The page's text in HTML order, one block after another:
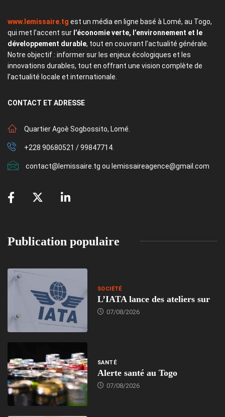
www.lemissaire.tg est un média en ligne basé à Lomé, au Togo,
qui met l’accent sur l’économie verte, l’environnement et le
développement durable, tout en couvrant l’actualité générale.
Notre objectif : informer sur les enjeux écologiques et les
innovations durables, tout en offrant une vision complète de
l’actualité locale et internationale.
CONTACT ET ADRESSE
Quartier Agoè Sogbossito, Lomé.
+228 90680521 / 99847714.
contact@lemissaire.tg ou lemissaireagence@gmail.com
Publication populaire
SOCIÉTÉ
L’IATA lance des ateliers sur
07/08/2026
SANTÉ
Alerte santé au Togo
07/08/2026